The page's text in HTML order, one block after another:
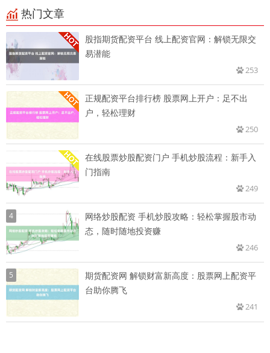
热门文章
股指期货配资平台 线上配资官网：解锁无限交
易潜能
253
正规配资平台排行榜 股票网上开户：足不出
户，轻松理财
250
在线股票炒股配资门户 手机炒股流程：新手入
门指南
249
4
网络炒股配资 手机炒股攻略：轻松掌握股市动
态，随时随地投资赚
246
5
期货配资网 解锁财富新高度：股票网上配资平
台助你腾飞
241